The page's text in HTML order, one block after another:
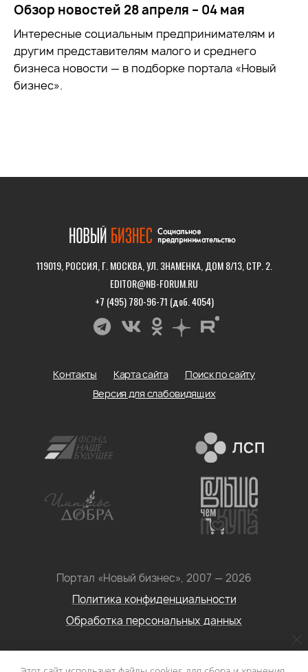
Обзор новостей 28 апреля – 04 мая
Интересные социальным предпринимателям и
другим представителям малого и среднего
бизнеса новости — в подборке портала «Новый
бизнес».
119019, РОССИЯ, Г. МОСКВА, УЛ. ЗНАМЕНКА, ДОМ 8/13, СТР. 2.
EDITOR@NB-FORUM.RU
+7 (495) 780-96-71 (доб. 4054)
Портал «Новый бизнес», 2007 — 2026
Политика конфиденциальности
Обработка персональных данных
Контакты Карта сайта
Поиск по сайту
Версия для слабовидящих
Условия использования информации с сайта: Материалы